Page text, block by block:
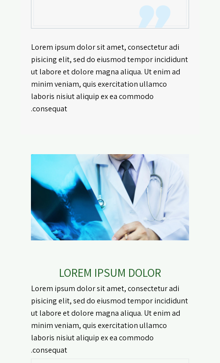
Lorem ipsum dolor sit amet, consectetur adi
pisicing elit, sed do eiusmod tempor incididunt
ut labore et dolore magna aliqua. Ut enim ad
minim veniam, quis exercitation ullamco
laboris nisiut aliquip ex ea commodo
consequat.
LOREM IPSUM DOLOR
Lorem ipsum dolor sit amet, consectetur adi
pisicing elit, sed do eiusmod tempor incididunt
ut labore et dolore magna aliqua. Ut enim ad
minim veniam, quis exercitation ullamco
laboris nisiut aliquip ex ea commodo
consequat.